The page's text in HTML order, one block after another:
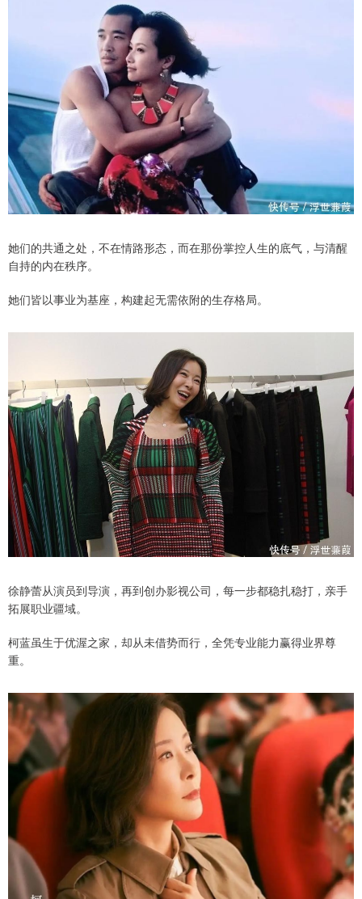
她们的共通之处，不在情路形态，而在那份掌控人生的底气，与清醒
自持的内在秩序。
她们皆以事业为基座，构建起无需依附的生存格局。
徐静蕾从演员到导演，再到创办影视公司，每一步都稳扎稳打，亲手
拓展职业疆域。
柯蓝虽生于优渥之家，却从未借势而行，全凭专业能力赢得业界尊
重。